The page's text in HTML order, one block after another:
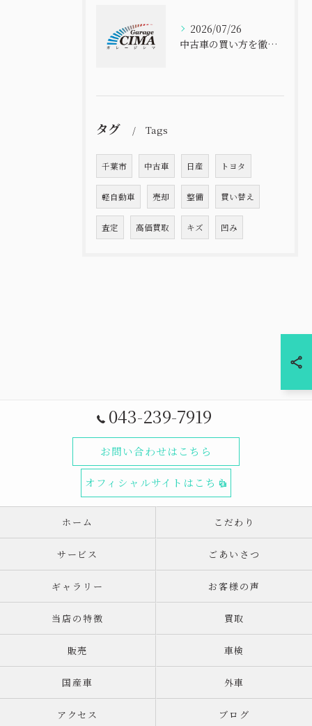
2026/07/26
中古車の買い方を徹底解説 初心者でも失敗しない選び方と安心購入ガイド
タグ Tags
千葉市 中古車 日産 トヨタ
軽自動車 売却 整備 買い替え
査定 高価買取 キズ 凹み
043-239-7919
お問い合わせはこちら
オフィシャルサイトはこちら
ホーム こだわり
サービス ごあいさつ
ギャラリー お客様の声
当店の特徴 買取
販売 車検
国産車 外車
アクセス ブログ